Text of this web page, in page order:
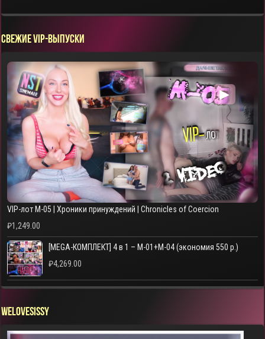
Свежие VIP-выпуски
▶
VIP-лот M-05 | Хроники принуждений | Chronicles of Coercion
₽1,249.00
[MEGA-КОМПЛЕКТ] 4 в 1 – M-01+M-04 (экономия 550 р.)
₽4,269.00
WELOVESISSY